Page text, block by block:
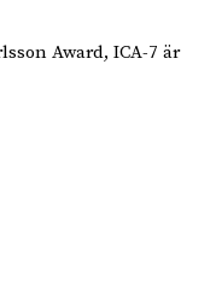
Award, ICA-7 är